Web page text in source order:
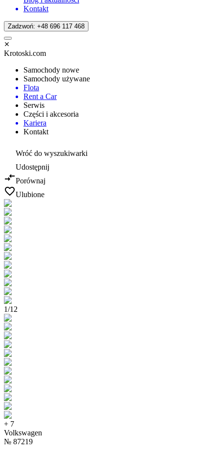
Kontakt
Zadzwoń: +48 696 117 468
Krotoski.com
Samochody nowe
Samochody używane
Flota
Rent a Car
Serwis
Części i akcesoria
Kariera
Kontakt
Wróć do wyszukiwarki
Udostępnij
Porównaj
Ulubione
1/12
+ 7
Volkswagen
№ 87219